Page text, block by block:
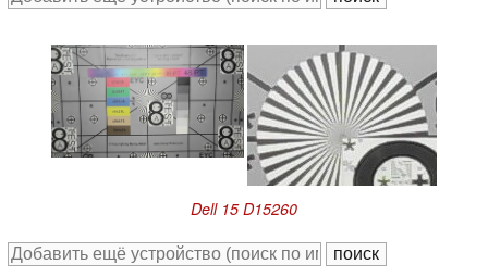
Dell 15 D15260